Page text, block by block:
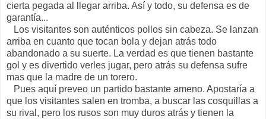
cierta pegada al llegar arriba. Así y todo, su defensa es de
garantía...
Los visitantes son auténticos pollos sin cabeza. Se lanzan
arriba en cuanto que tocan bola y dejan atrás todo
abandonado a su suerte. La verdad es que tienen bastante
gol y es divertido verles jugar, pero atrás su defensa sufre
mas que la madre de un torero.
Pues aquí preveo un partido bastante ameno. Apostaría a
que los visitantes salen en tromba, a buscar las cosquillas a
su rival, pero los rusos son muy duros atrás y tienen la